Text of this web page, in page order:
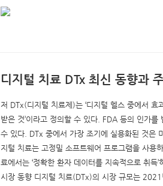
디지털 치료 DTx 최신 동향과
저 DTx(디지털 치료제)는 ‘디지털 헬스 중에서
받은 것’이라고 정의할 수 있다. FDA 등의 인가
수 있다. DTx 중에서 가장 조기에 실용화된 것은
지털 치료는 고정밀 소프트웨어 프로그램을 사용
료에서는 ‘정확한 환자 데이터를 지속적으로 취득
시장 동향 디지털 치료(DTx)의 시장 규모는